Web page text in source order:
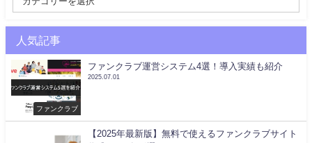
人気記事
ファンクラブ
ファンクラブ運営システム4選！導入実績も紹介
2025.07.01
【2025年最新版】無料で使えるファンクラブサイト